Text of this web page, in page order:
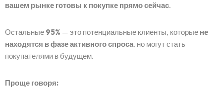
вашем рынке готовы к покупке прямо сейчас.
Остальные 95% — это потенциальные клиенты, которые не
находятся в фазе активного спроса, но могут стать
покупателями в будущем.
Проще говоря: